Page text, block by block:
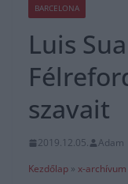
BARCELONA
Luis
szavait
2019.12.05.
Adam
Kezdőlap » x-archívum